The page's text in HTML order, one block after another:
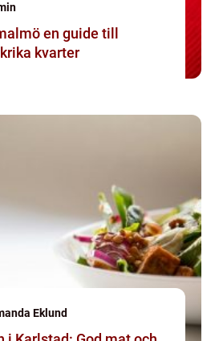
guide till
kvarter
Eklund